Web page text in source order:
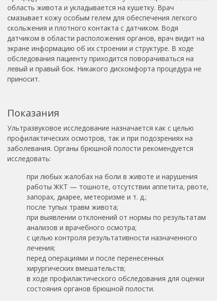
область живота и укладывается на кушетку. Врач
смазывает кожу особым гелем для обеспечения легкого
скольжения и плотного контакта с датчиком. Водя
датчиком в области расположения органов, врач видит на
экране информацию об их строении и структуре. В ходе
обследования пациенту приходится поворачиваться на
левый и правый бок. Никакого дискомфорта процедура не
приносит.
Показания
Ультразвуковое исследование назначается как с целью
профилактических осмотров, так и при подозрениях на
заболевания. Органы брюшной полости рекомендуется
исследовать:
при любых жалобах на боли в животе и нарушения
работы ЖКТ — тошноте, отсутствии аппетита, рвоте,
запорах, диарее, метеоризме и т. д.;
после тупых травм живота;
при выявлении отклонений от нормы по результатам
анализов и врачебного осмотра;
с целью контроля результативности назначенного
лечения;
перед операциями и после перенесенных
хирургических вмешательств;
в ходе профилактического обследования для оценки
состояния органов брюшной полости.